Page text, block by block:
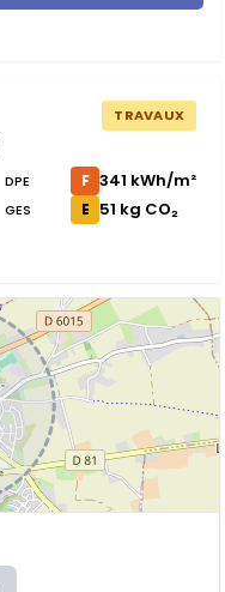
TRAVAUX
DPE F 341 kWh/m²
GES E 51 kg CO₂